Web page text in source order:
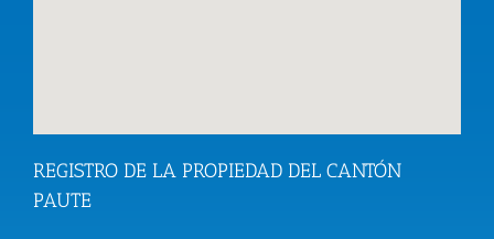
REGISTRO DE LA PROPIEDAD DEL CANTÓN
PAUTE